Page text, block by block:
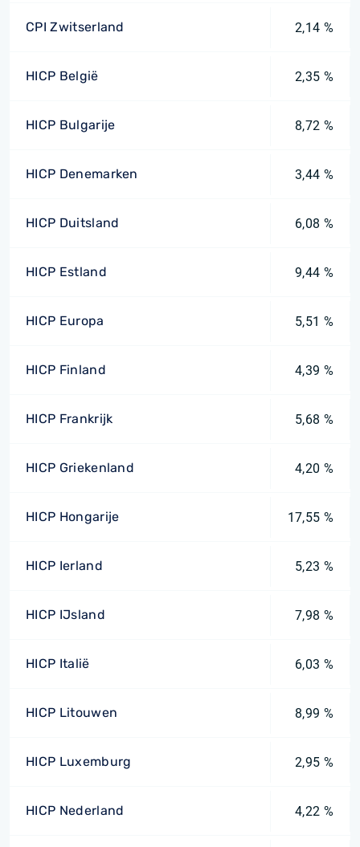
CPI Zwitserland 2,14 %
HICP België 2,35 %
HICP Bulgarije 8,72 %
HICP Denemarken 3,44 %
HICP Duitsland 6,08 %
HICP Estland 9,44 %
HICP Europa 5,51 %
HICP Finland 4,39 %
HICP Frankrijk 5,68 %
HICP Griekenland 4,20 %
HICP Hongarije 17,55 %
HICP Ierland 5,23 %
HICP IJsland 7,98 %
HICP Italië 6,03 %
HICP Litouwen 8,99 %
HICP Luxemburg 2,95 %
HICP Nederland 4,22 %